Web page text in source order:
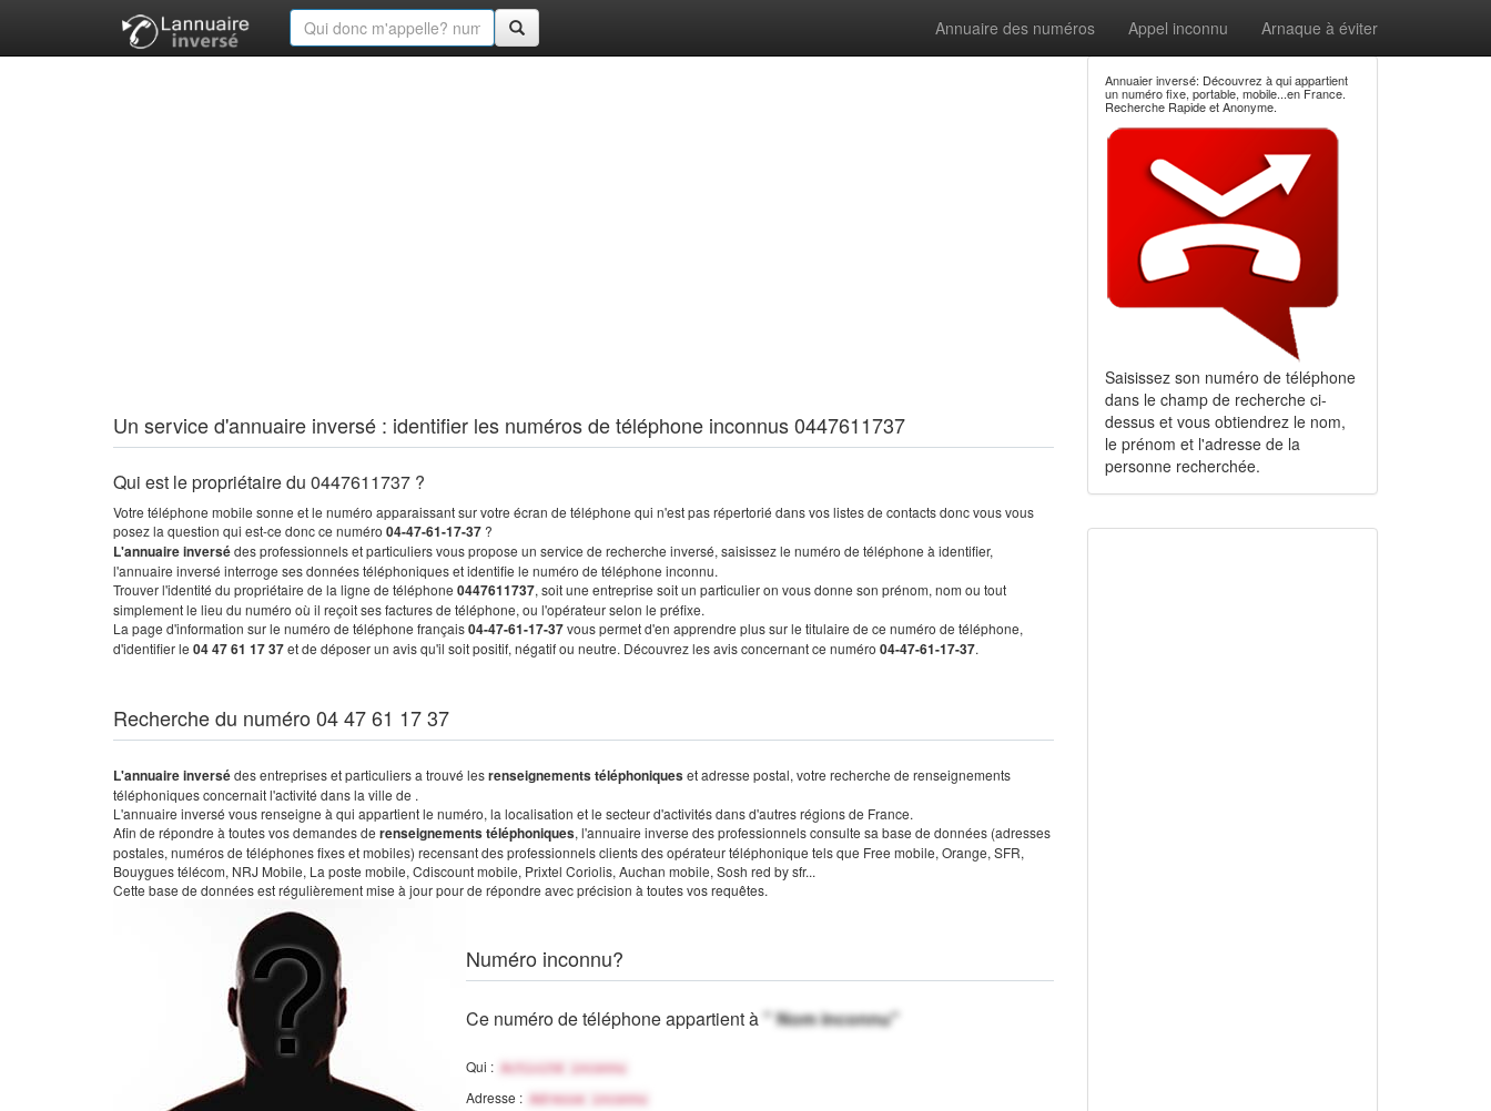
Annuaire des numéros Appel inconnu Arnaque à éviter
Un service d'annuaire inversé : identifier les numéros de téléphone inconnus 0447611737
Qui est le propriétaire du 0447611737 ?
Votre téléphone mobile sonne et le numéro apparaissant sur votre écran de téléphone qui n'est pas répertorié dans vos listes de contacts donc vous vous
posez la question qui est-ce donc ce numéro 04-47-61-17-37 ?
L'annuaire inversédes professionnels et particuliers vous propose un service de recherche inversé, saisissez le numéro de téléphone à identifier,
l'annuaire inversé interroge ses données téléphoniques et identifie le numéro de téléphone inconnu.
Trouver l'identité du propriétaire de la ligne de téléphone 0447611737, soit une entreprise soit un particulier on vous donne son prénom, nom ou tout
simplement le lieu du numéro où il reçoit ses factures de téléphone, ou l'opérateur selon le préfixe.
La page d'information sur le numéro de téléphone français04-47-61-17-37vous permet d'en apprendre plus sur le titulaire de ce numéro de téléphone,
d'identifier le 04 47 61 17 37et de déposer un avis qu'il soit positif, négatif ou neutre. Découvrez les avis concernant ce numéro 04-47-61-17-37.
Recherche du numéro 04 47 61 17 37
L'annuaire inversédes entreprises et particuliers a trouvé lesrenseignements téléphoniqueset adresse postal, votre recherche de renseignements
téléphoniques concernait l'activité dans la ville de .
L'annuaire inversé vous renseigne à qui appartient le numéro, la localisation et le secteur d'activités dans d'autres régions de France.
Afin de répondre à toutes vos demandes de renseignements téléphoniques, l'annuaire inverse des professionnels consulte sa base de données (adresses
postales, numéros de téléphones fixes et mobiles) recensant des professionnels clients des opérateur téléphonique tels que Free mobile, Orange, SFR,
Bouygues télécom, NRJ Mobile, La poste mobile, Cdiscount mobile, Prixtel Coriolis, Auchan mobile, Sosh red by sfr...
Cette base de données est régulièrement mise à jour pour de répondre avec précision à toutes vos requêtes.
Numéro inconnu?
Ce numéro de téléphone appartient à" Nom inconnu"
Qui : Activité inconnu
Adresse : Adresse inconnu
Annuaier inversé: Découvrez à qui appartient
un numéro fixe, portable, mobile...en France.
Recherche Rapide et Anonyme.
Saisissez son numéro de téléphone
dans le champ de recherche ci-
dessus et vous obtiendrez le nom,
le prénom et l'adresse de la
personne recherchée.